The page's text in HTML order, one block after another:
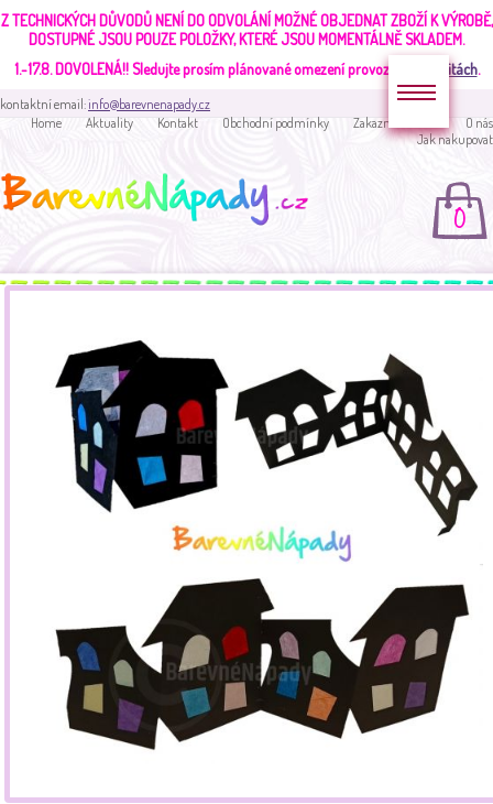
Z TECHNICKÝCH DŮVODŮ NENÍ DO ODVOLÁNÍ MOŽNÉ OBJEDNAT ZBOŽÍ K VÝROBĚ,
DOSTUPNÉ JSOU POUZE POLOŽKY, KTERÉ JSOU MOMENTÁLNĚ SKLADEM.
1.-17.8. DOVOLENÁ!!Sledujte prosím plánované omezení provozu v aktualitách.
kontaktní email:info@barevnenapady.cz
Home
Aktuality Kontakt Obchodní podmínky Zakaznická sekce
O nás
Jak nakupovat
0